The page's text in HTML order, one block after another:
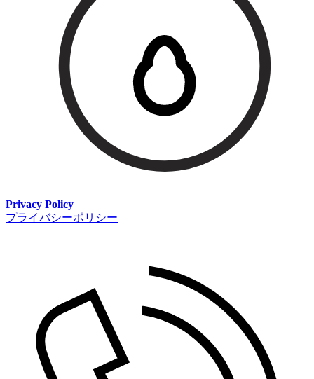
Privacy Policy
プライバシーポリシー